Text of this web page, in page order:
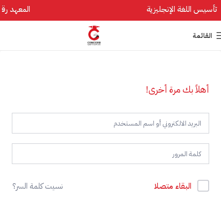
المعهد رقم 1 في تأسيس
القائمة
أهلاً بك مرة أخرى!
البقاء متصلا نسيت كلمة السر؟